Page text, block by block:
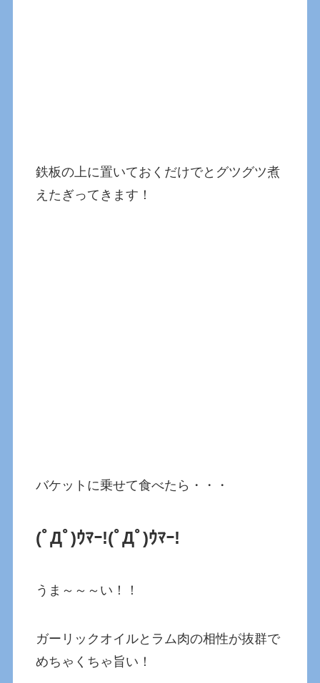
鉄板の上に置いておくだけでとグツグツ煮
えたぎってきます！
バケットに乗せて食べたら・・・
(ﾟДﾟ)ｳﾏｰ!(ﾟДﾟ)ｳﾏｰ!
うま～～～い！！
ガーリックオイルとラム肉の相性が抜群で
めちゃくちゃ旨い！